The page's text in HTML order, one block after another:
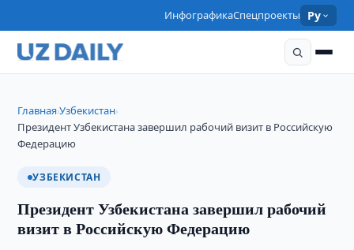
ИнфографикаСпецпроекты Ру
Главная›Узбекистан›
Президент Узбекистана завершил рабочий визит в Российскую
Федерацию
УЗБЕКИСТАН
Президент Узбекистана завершил рабочий
визит в Российскую Федерацию